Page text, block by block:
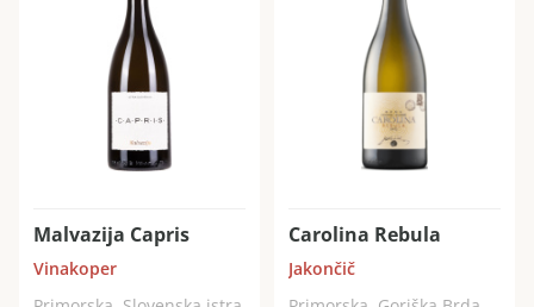
Malvazija Capris
Vinakoper
Carolina Rebula
Jakončič